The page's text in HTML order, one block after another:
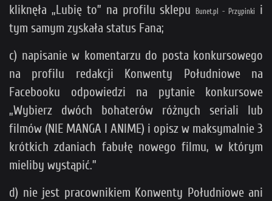
kliknęła „Lubię to” na profilu sklepuBunet.pl - Przypinki
i
tym samym zyskała status Fana;
c) napisanie w komentarzu do posta konkursowego
na profilu redakcji Konwenty Południowe na
Facebooku odpowiedzi na pytanie konkursowe
„Wybierz dwóch bohaterów różnych seriali lub
filmów (NIE MANGA I ANIME) i opisz w maksymalnie 3
krótkich zdaniach fabułę nowego filmu, w którym
mieliby wystąpić.”
d) nie jest pracownikiem Konwenty Południowe ani